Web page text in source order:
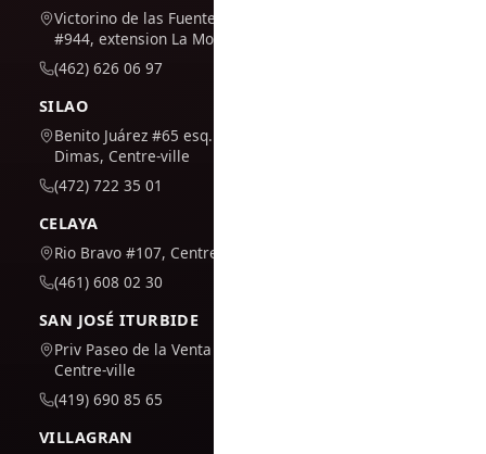
Victorino de las Fuentes
#944, extension La Moderna
(462) 626 06 97
SILAO
Benito Juárez #65 esq. San
Dimas, Centre-ville
(472) 722 35 01
CELAYA
Rio Bravo #107, Centre-ville
(461) 608 02 30
SAN JOSÉ ITURBIDE
Priv Paseo de la Venta #7,
Centre-ville
(419) 690 85 65
VILLAGRAN